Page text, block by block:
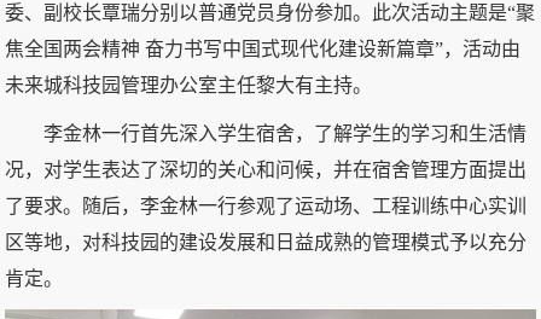
委、副校长覃瑞分别以普通党员身份参加。此次活动主题是“聚
焦全国两会精神 奋力书写中国式现代化建设新篇章”，活动由
未来城科技园管理办公室主任黎大有主持。
李金林一行首先深入学生宿舍，了解学生的学习和生活情
况，对学生表达了深切的关心和问候，并在宿舍管理方面提出
了要求。随后，李金林一行参观了运动场、工程训练中心实训
区等地，对科技园的建设发展和日益成熟的管理模式予以充分
肯定。